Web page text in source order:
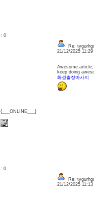
: 0
{___ONLINE___}
Re:
21/12/2025
Awesome
keep doing
화성출장마사지
: 0
Re:
21/12/2025